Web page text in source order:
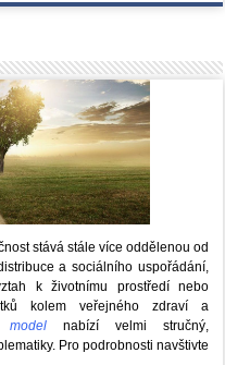
stává stále více oddělenou od
a sociálního uspořádání,
k životnímu prostředí nebo
kolem veřejného zdraví a
model nabízí velmi stručný,
Pro podrobnosti navštivte